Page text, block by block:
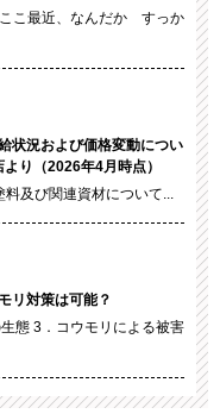
こ最近、なんだか すっか
状況および価格変動につい
り（2026年4月時点）
及び関連資材について...
リ対策は可能？
態 3．コウモリによる被害